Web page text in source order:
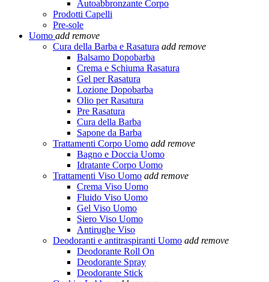
Autoabbronzante Corpo
Prodotti Capelli
Pre-sole
Uomo add remove
Cura della Barba e Rasatura add remove
Balsamo Dopobarba
Crema e Schiuma Rasatura
Gel per Rasatura
Lozione Dopobarba
Olio per Rasatura
Pre Rasatura
Cura della Barba
Sapone da Barba
Trattamenti Corpo Uomo add remove
Bagno e Doccia Uomo
Idratante Corpo Uomo
Trattamenti Viso Uomo add remove
Crema Viso Uomo
Fluido Viso Uomo
Gel Viso Uomo
Siero Viso Uomo
Antirughe Viso
Deodoranti e antitraspiranti Uomo add remove
Deodorante Roll On
Deodorante Spray
Deodorante Stick